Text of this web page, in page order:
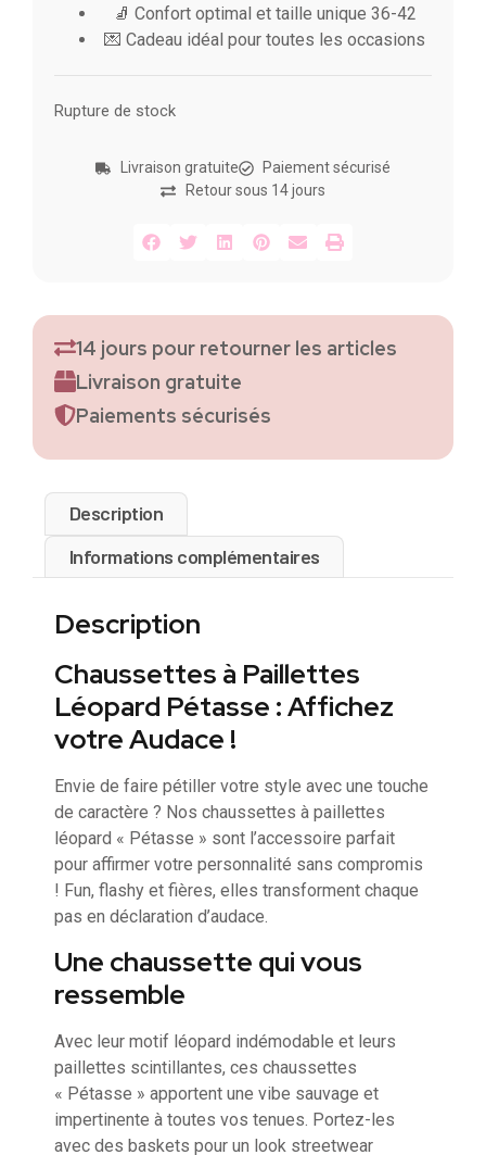
🧦 Confort optimal et taille unique 36-42
💌 Cadeau idéal pour toutes les occasions
Rupture de stock
Livraison gratuite
Paiement sécurisé
Retour sous 14 jours
14 jours pour retourner les articles
Livraison gratuite
Paiements sécurisés
Description
Informations complémentaires
Description
Chaussettes à Paillettes
Léopard Pétasse : Affichez
votre Audace !
Envie de faire pétiller votre style avec une touche
de caractère ? Nos chaussettes à paillettes
léopard « Pétasse » sont l’accessoire parfait
pour affirmer votre personnalité sans compromis
! Fun, flashy et fières, elles transforment chaque
pas en déclaration d’audace.
Une chaussette qui vous
ressemble
Avec leur motif léopard indémodable et leurs
paillettes scintillantes, ces chaussettes
« Pétasse » apportent une vibe sauvage et
impertinente à toutes vos tenues. Portez-les
avec des baskets pour un look streetwear